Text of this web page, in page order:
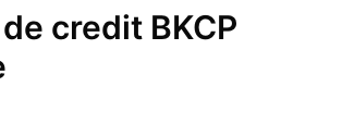
credit BKCP